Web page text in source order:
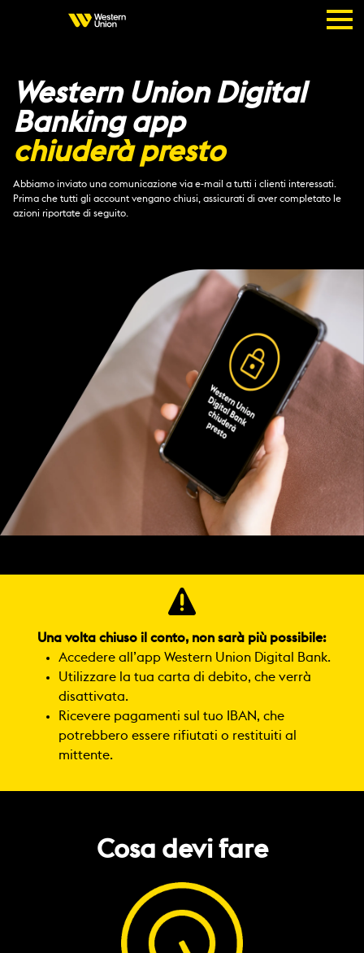
Western Union Digital
Banking app
chiuderà presto
Abbiamo inviato una comunicazione via e-mail a tutti i clienti interessati.
Prima che tutti gli account vengano chiusi, assicurati di aver completato le
azioni riportate di seguito.
Una volta chiuso il conto, non sarà più possibile:
Accedere all’app Western Union Digital Bank.
Utilizzare la tua carta di debito, che verrà
disattivata.
Ricevere pagamenti sul tuo IBAN, che
potrebbero essere rifiutati o restituiti al
mittente.
Cosa devi fare